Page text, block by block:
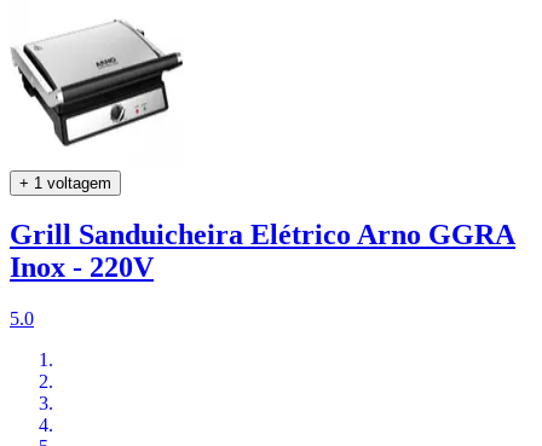
+ 1 voltagem
Grill Sanduicheira Elétrico Arno GGRA
Inox - 220V
5.0